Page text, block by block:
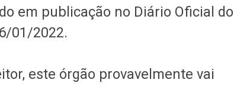
em publicação no Diário Oficial do
01/2022.
este órgão provavelmente vai